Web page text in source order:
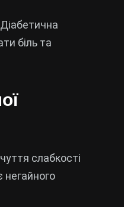
біль та
слабкості
негайного